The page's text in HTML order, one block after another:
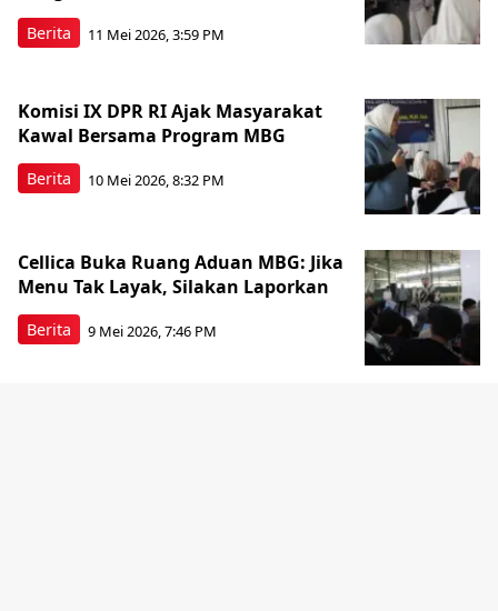
Berita 11 Mei 2026, 3:59 PM
Berita
Komisi IX DPR RI Ajak Masyarakat
Kawal Bersama Program MBG
10 Mei 2026, 8:32 PM
Berita
Cellica Buka Ruang Aduan MBG: Jika
Menu Tak Layak, Silakan Laporkan
9 Mei 2026, 7:46 PM